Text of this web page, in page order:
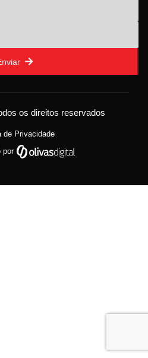
os direitos reservados
de Privacidade
por